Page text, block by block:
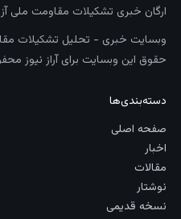
ارگان خبری تشکیلات مقاومت ملی
وبسایت خبری - تحلیل تشکیلات
حقوق این وبسایت برای آراز نیوز
دسته‌بندی‌ها
صفحه اصلی
اخبار
مقالات
نوشتار
نسخه قدیمی